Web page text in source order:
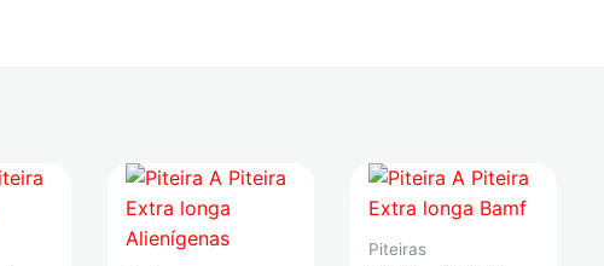
Piteiras